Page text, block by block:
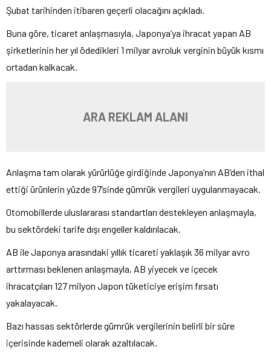
Şubat tarihinden itibaren geçerli olacağını açıkladı.
Buna göre, ticaret anlaşmasıyla, Japonya’ya ihracat yapan AB
şirketlerinin her yıl ödedikleri 1 milyar avroluk verginin büyük kısmı
ortadan kalkacak.
ARA REKLAM ALANI
Anlaşma tam olarak yürürlüğe girdiğinde Japonya’nın AB’den ithal
ettiği ürünlerin yüzde 97’sinde gümrük vergileri uygulanmayacak.
Otomobillerde uluslararası standartları destekleyen anlaşmayla,
bu sektördeki tarife dışı engeller kaldırılacak.
AB ile Japonya arasındaki yıllık ticareti yaklaşık 36 milyar avro
arttırması beklenen anlaşmayla, AB yiyecek ve içecek
ihracatçıları 127 milyon Japon tüketiciye erişim fırsatı
yakalayacak.
Bazı hassas sektörlerde gümrük vergilerinin belirli bir süre
içerisinde kademeli olarak azaltılacak.